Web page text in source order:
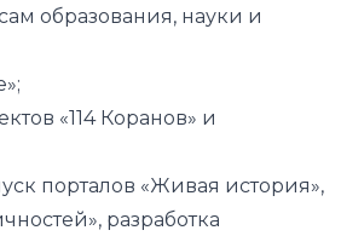
образования, науки и
«114 Коранов» и
порталов «Живая история»,
разработка